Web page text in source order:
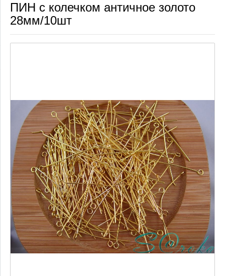
ПИН с колечком античное золото
28мм/10шт